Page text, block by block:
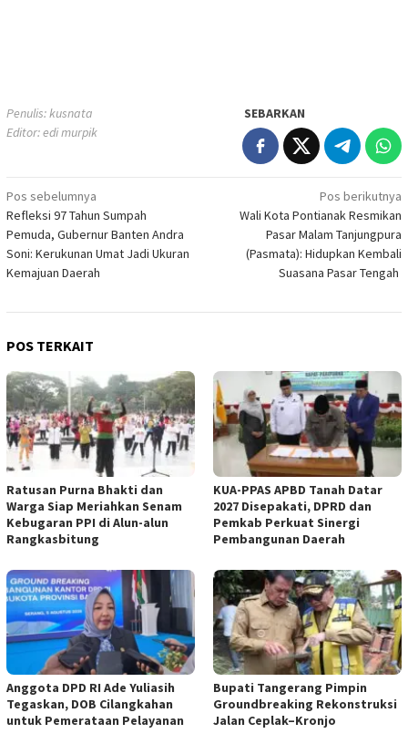
Penulis: kusnata
Editor: edi murpik
SEBARKAN
Navigasi
pos
Pos sebelumnya
Refleksi 97 Tahun Sumpah
Pemuda, Gubernur Banten Andra
Soni: Kerukunan Umat Jadi Ukuran
Kemajuan Daerah
Pos berikutnya
Wali Kota Pontianak Resmikan
Pasar Malam Tanjungpura
(Pasmata): Hidupkan Kembali
Suasana Pasar Tengah
POS TERKAIT
Ratusan Purna Bhakti dan
Warga Siap Meriahkan Senam
Kebugaran PPI di Alun-alun
Rangkasbitung
KUA-PPAS APBD Tanah Datar
2027 Disepakati, DPRD dan
Pemkab Perkuat Sinergi
Pembangunan Daerah
Anggota DPD RI Ade Yuliasih
Tegaskan, DOB Cilangkahan
untuk Pemerataan Pelayanan
Bupati Tangerang Pimpin
Groundbreaking Rekonstruksi
Jalan Ceplak–Kronjo